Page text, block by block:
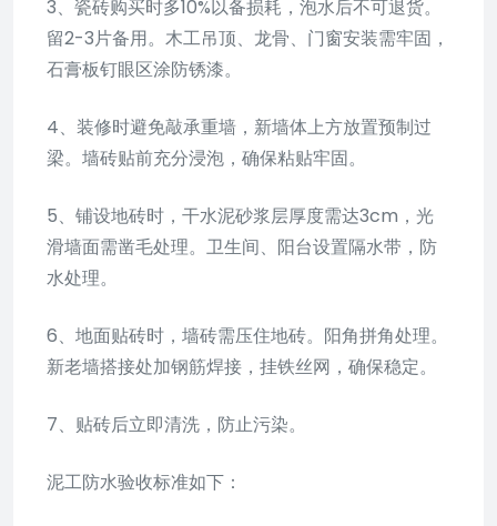
3、瓷砖购买时多10%以备损耗，泡水后不可退货。
留2-3片备用。木工吊顶、龙骨、门窗安装需牢固，
石膏板钉眼区涂防锈漆。
4、装修时避免敲承重墙，新墙体上方放置预制过
梁。墙砖贴前充分浸泡，确保粘贴牢固。
5、铺设地砖时，干水泥砂浆层厚度需达3cm，光
滑墙面需凿毛处理。卫生间、阳台设置隔水带，防
水处理。
6、地面贴砖时，墙砖需压住地砖。阳角拼角处理。
新老墙搭接处加钢筋焊接，挂铁丝网，确保稳定。
7、贴砖后立即清洗，防止污染。
泥工防水验收标准如下：